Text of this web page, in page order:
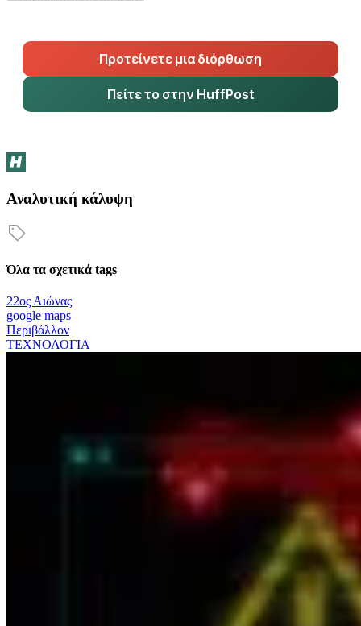
Προτείνετε μια διόρθωση
Πείτε το στην HuffPost
Αναλυτική κάλυψη
Όλα τα σχετικά tags
22ος Αιώνας
google maps
Περιβάλλον
ΤΕΧΝΟΛΟΓΙΑ